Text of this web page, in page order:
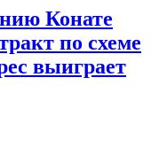
Конате
по схеме
выиграет